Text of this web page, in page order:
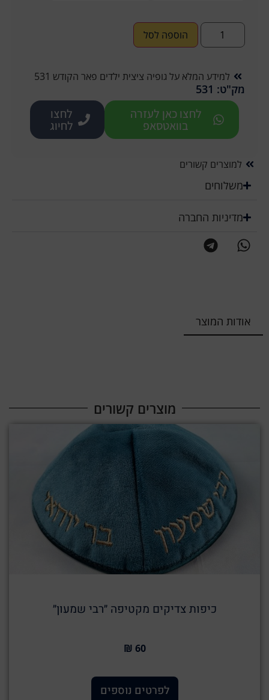
הוספה לסל
למידע המלא על גופיה ציצית ילדים פאר הקודש 531
מק"ט: 531
לחצו כאן לעזרה
בוואטסאפ
לחצו
לחיוג
למוצרים קשורים
משלוחים
מדיניות החברה
אודות המוצר
מוצרים קשורים​
כיפות צדיקים מקטיפה ״רבי שמעון״
60 ₪
לפרטים נוספים